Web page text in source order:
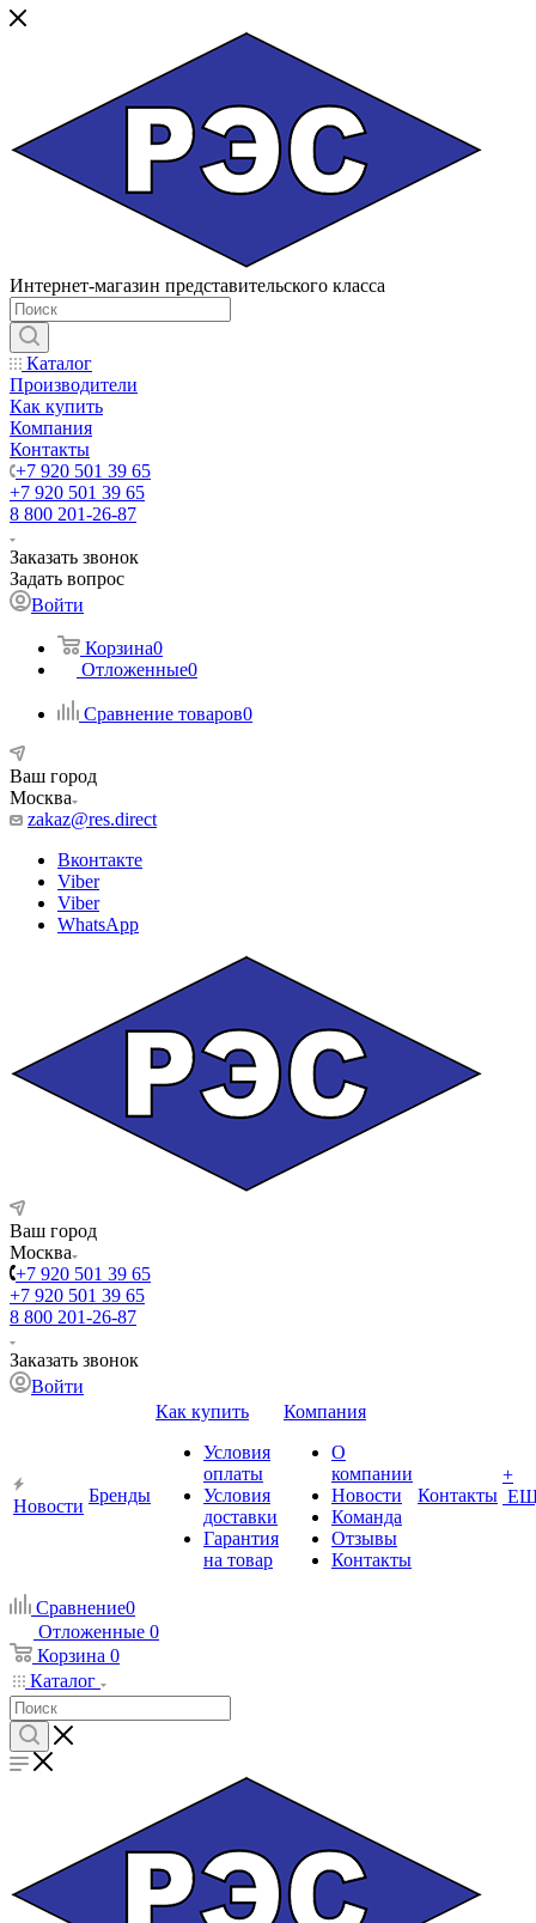
Интернет-магазин представительского класса
Каталог
Производители
Как купить
Компания
Контакты
+7 920 501 39 65
+7 920 501 39 65
8 800 201-26-87
Заказать звонок
Задать вопрос
Войти
Корзина0
Отложенные0
Сравнение товаров0
Ваш город
Москва
zakaz@res.direct
Вконтакте
Viber
Viber
WhatsApp
Ваш город
Москва
+7 920 501 39 65
+7 920 501 39 65
8 800 201-26-87
Заказать звонок
Войти
Новости
Бренды
Как купить
Условия
оплаты
Условия
доставки
Гарантия
на товар
Компания
О
компании
Новости
Команда
Отзывы
Контакты
Контакты
+
Сравнение0
Отложенные 0
Корзина 0
Каталог